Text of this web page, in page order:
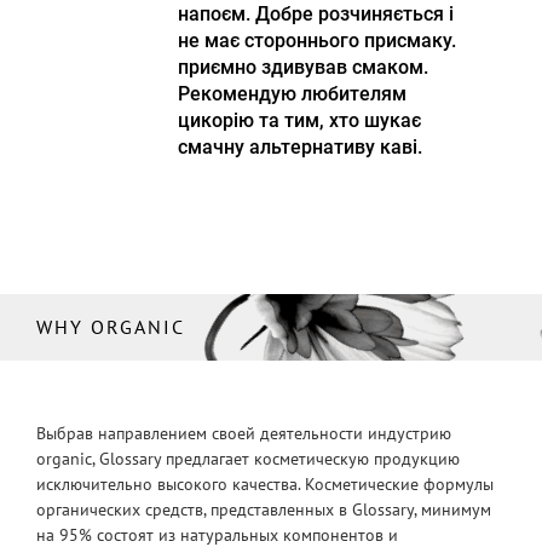
напоєм. Добре розчиняється і
не має стороннього присмаку.
приємно здивував смаком.
Рекомендую любителям
цикорію та тим, хто шукає
смачну альтернативу каві.
WHY ORGANIC
Выбрав направлением своей деятельности индустрию
organic, Glossary предлагает косметическую продукцию
исключительно высокого качества. Косметические формулы
органических средств, представленных в Glossary, минимум
на 95% состоят из натуральных компонентов и